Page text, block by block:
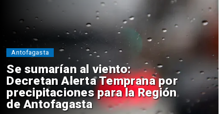
Tres detenidos: Cámaras
detectan presunta venta de
drogas desde ruco en
Antofagasta
Policial